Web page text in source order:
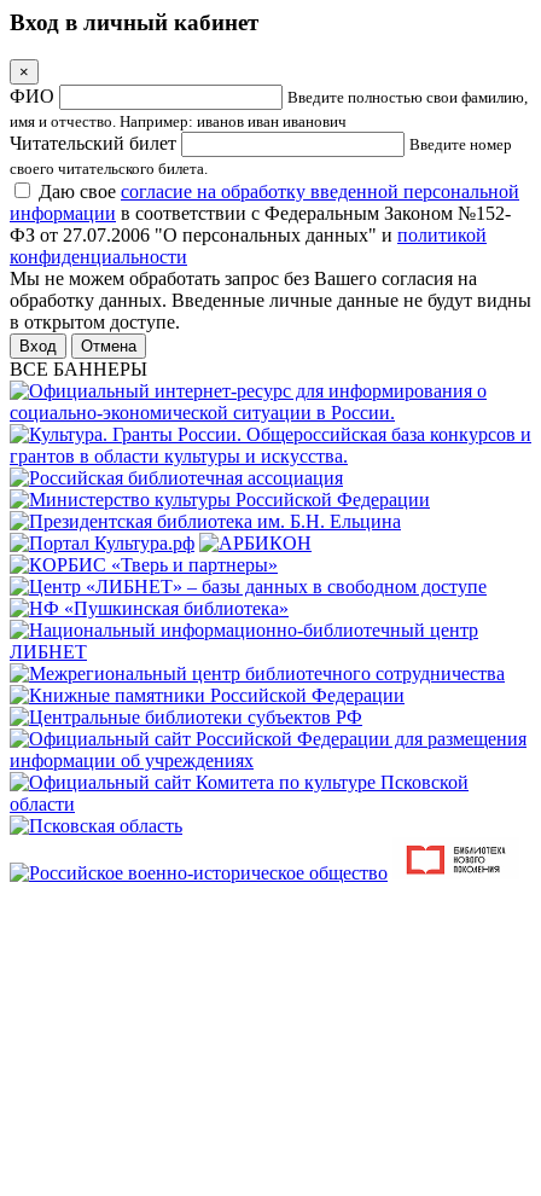
Вход в личный кабинет
×
ФИО
Введите полностью свои фамилию,
имя и отчество. Например: иванов иван иванович
Читательский билет
Введите номер
своего читательского билета.
Даю свое согласие на обработку введенной персональной
информации в соответствии с Федеральным Законом №152-
ФЗ от 27.07.2006 "О персональных данных" и политикой
конфиденциальности
Мы не можем обработать запрос без Вашего согласия на
обработку данных. Введенные личные данные не будут видны
в открытом доступе.
Отмена
ВСЕ БАННЕРЫ